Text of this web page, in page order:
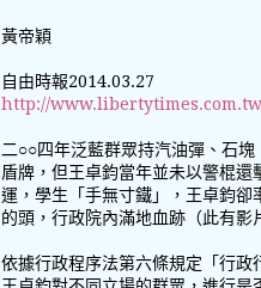
黃帝穎
自由時報2014.03.27
http://
二○○四年泛藍群眾持汽油彈、石
盾牌，但王卓鈞當年並未以警棍
運，學生「手無寸鐵」，王卓鈞
的頭，行政院內滿地血跡（此有影
依據行政程序法第六條規定「行